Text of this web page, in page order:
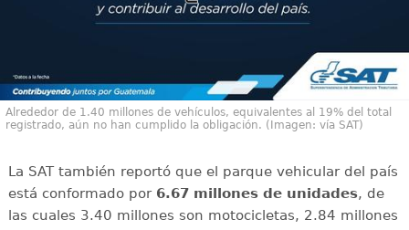
Alrededor de 1.40 millones de vehículos, equivalentes al 19% del total
registrado, aún no han cumplido la obligación. (Imagen: vía SAT)
La SAT también reportó que el parque vehicular del país
está conformado por 6.67 millones de unidades, de
las cuales 3.40 millones son motocicletas, 2.84 millones